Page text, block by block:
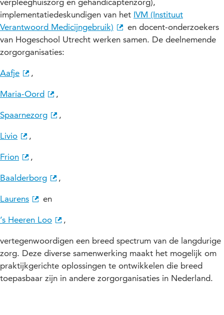
verpleeghuiszorg en gehandicaptenzorg),
implementatiedeskundigen van het IVM (Instituut
Verantwoord Medicijngebruik)
en docent-onderzoekers
van Hogeschool Utrecht werken samen. De deelnemende
zorgorganisaties:
Aafje ,
Maria-Oord ,
Spaarnezorg ,
Livio ,
Frion ,
Baalderborg ,
Laurens en
’s Heeren Loo ,
vertegenwoordigen een breed spectrum van de langdurige
zorg. Deze diverse samenwerking maakt het mogelijk om
praktijkgerichte oplossingen te ontwikkelen die breed
toepasbaar zijn in andere zorgorganisaties in Nederland.